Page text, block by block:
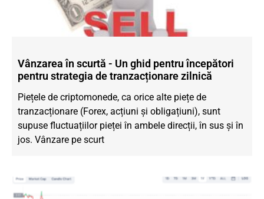
Vânzarea în scurtă - Un ghid pentru începători
pentru strategia de tranzacționare zilnică
Piețele de criptomonede, ca orice alte piețe de
tranzacționare (Forex, acțiuni și obligațiuni), sunt
supuse fluctuațiilor pieței în ambele direcții, în sus și în
jos. Vânzare pe scurt